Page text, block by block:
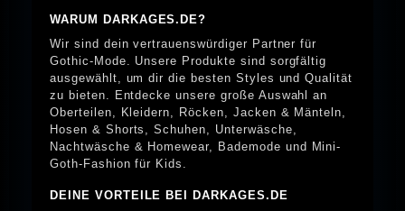
WARUM DARKAGES.DE?
Wir sind dein vertrauenswürdiger Partner für
Gothic-Mode. Unsere Produkte sind sorgfältig
ausgewählt, um dir die besten Styles und Qualität
zu bieten. Entdecke unsere große Auswahl an
Oberteilen, Kleidern, Röcken, Jacken & Mänteln,
Hosen & Shorts, Schuhen, Unterwäsche,
Nachtwäsche & Homewear, Bademode und Mini-
Goth-Fashion für Kids.
DEINE VORTEILE BEI DARKAGES.DE